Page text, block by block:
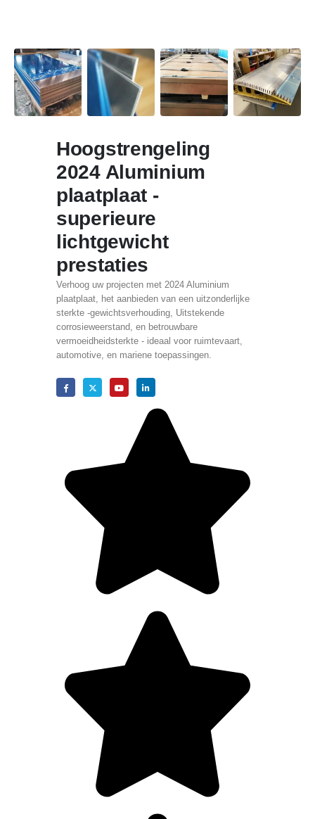
Hoogstrengeling
2024 Aluminium
plaatplaat -
superieure
lichtgewicht
prestaties
Verhoog uw projecten met 2024 Aluminium
plaatplaat, het aanbieden van een uitzonderlijke
sterkte -gewichtsverhouding, Uitstekende
corrosieweerstand, en betrouwbare
vermoeidheidsterkte - ideaal voor ruimtevaart,
automotive, en mariene toepassingen.